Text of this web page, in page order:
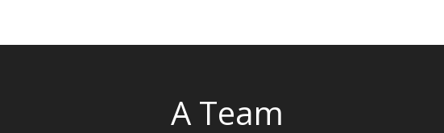
A Team